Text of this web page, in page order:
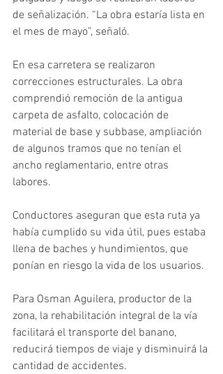
de señalización. “La obra estaría lista en
el mes de mayo”, señaló.
En esa carretera se realizaron
correcciones estructurales. La obra
comprendió remoción de la antigua
carpeta de asfalto, colocación de
material de base y subbase, ampliación
de algunos tramos que no tenían el
ancho reglamentario, entre otras
labores.
Conductores aseguran que esta ruta ya
había cumplido su vida útil, pues estaba
llena de baches y hundimientos, que
ponían en riesgo la vida de los usuarios.
Para Osman Aguilera, productor de la
zona, la rehabilitación integral de la vía
facilitará el transporte del banano,
reducirá tiempos de viaje y disminuirá la
cantidad de accidentes.